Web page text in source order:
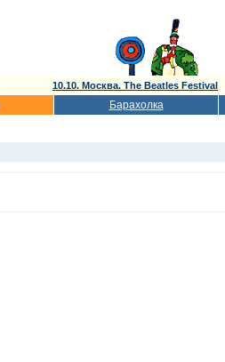
10.10. Москва. The Beatles Festival
Барахолка